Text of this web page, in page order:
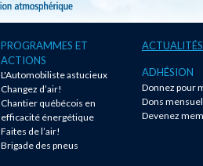
PROGRAMMES ET
ACTIONS
L'Automobiliste astucieux
Changez d’air!
Chantier québécois en
efficacité énergétique
Faites de l’air!
Brigade des pneus
ACTUALITÉS
ADHÉSION
Donnez pour
Dons
Devenez